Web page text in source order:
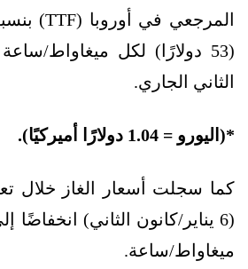
الثاني الجاري.
*(اليورو = 1.04 دولارًا أميركيًا).
كما سجلت أسعار الغاز خلال
ميغاواط/ساعة.